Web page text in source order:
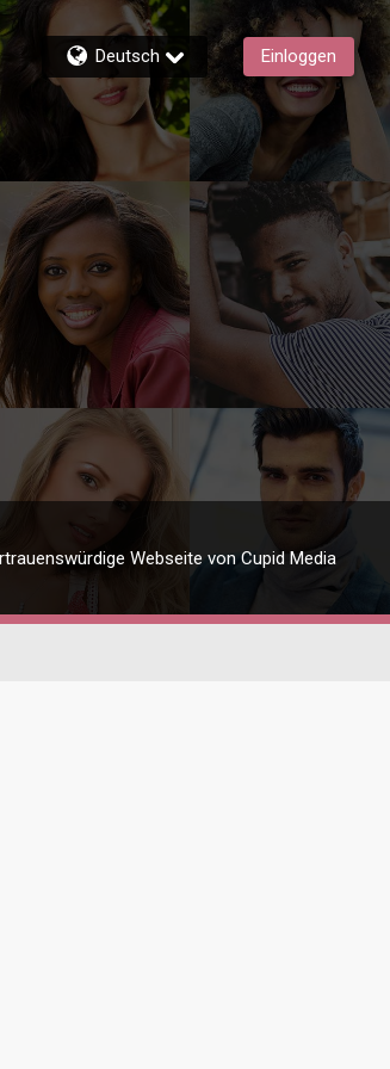
Deutsch Einloggen
Webseite von Cupid Media